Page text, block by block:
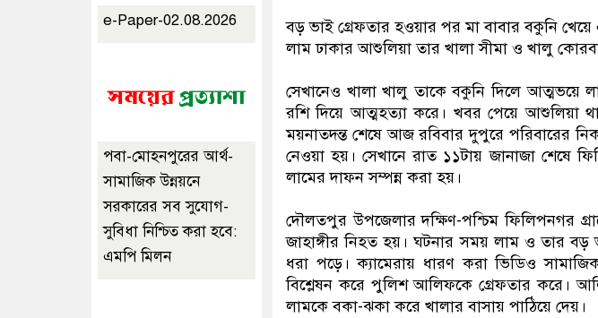
বড় ভাই গ্রেফতার হওয়ার পর মা বাবার বকুনি
লাম ঢাকার আশুলিয়া তার খালা সীমা ও খালু
সেখানেও খালা খালু তাকে বকুনি দিলে আত্মভয়ে
রশি দিয়ে আত্মহত্যা করে। খবর পেয়ে আশুলিয়া
ময়নাতদন্ত শেষে আজ রবিবার দুপুরে পরিবারের
নেওয়া হয়। সেখানে রাত ১১টায় জানাজা শেষে
লামের দাফন সম্পন্ন করা হয়।
দৌলতপুর উপজেলার দক্ষিণ-পশ্চিম ফিলিপনগর
জাহাঙ্গীর নিহত হয়। ঘটনার সময় লাম ও তার
ধরা পড়ে। ক্যামেরায় ধারণ করা ভিডিও
বিশ্লেষন করে পুলিশ আলিফকে গ্রেফতার করে।
লামকে বকা-ঝকা করে খালার বাসায় পাঠিয়ে দেয়।
e-Paper-02.08.2026
পবা-মোহনপুরের আর্থ-
সামাজিক উন্নয়নে
সরকারের সব সুযোগ-
সুবিধা নিশ্চিত করা হবে:
এমপি মিলন